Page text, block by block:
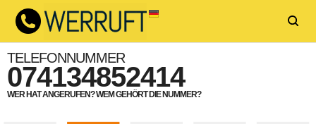
TELEFONNUMMER
074134852414
WER HAT ANGERUFEN? WEM GEHÖRT DIE NUMMER?